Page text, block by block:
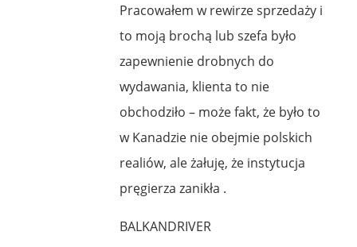
Pracowałem w rewirze sprzedaży i
to moją brochą lub szefa było
zapewnienie drobnych do
wydawania, klienta to nie
obchodziło – może fakt, że było to
w Kanadzie nie obejmie polskich
realiów, ale żałuję, że instytucja
pręgierza zanikła .
BALKANDRIVER